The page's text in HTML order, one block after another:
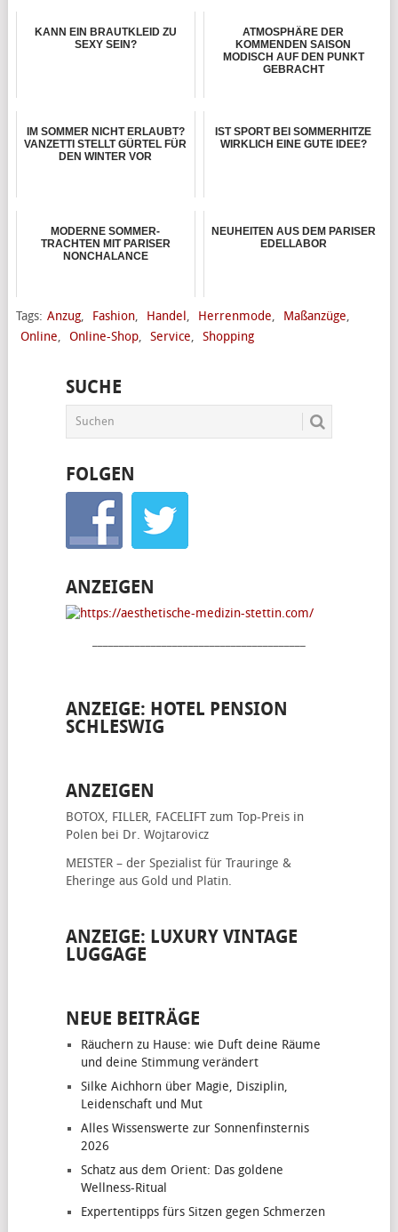
KANN EIN BRAUTKLEID ZU
SEXY SEIN?
ATMOSPHÄRE DER
KOMMENDEN SAISON
MODISCH AUF DEN PUNKT
GEBRACHT
IM SOMMER NICHT ERLAUBT?
VANZETTI STELLT GÜRTEL FÜR
DEN WINTER VOR
IST SPORT BEI SOMMERHITZE
WIRKLICH EINE GUTE IDEE?
MODERNE SOMMER-
TRACHTEN MIT PARISER
NONCHALANCE
NEUHEITEN AUS DEM PARISER
EDELLABOR
Tags: Anzug, Fashion, Handel, Herrenmode, Maßanzüge,
Online, Online-Shop, Service, Shopping
SUCHE
FOLGEN
ANZEIGEN
ANZEIGE: HOTEL PENSION
SCHLESWIG
ANZEIGEN
BOTOX, FILLER, FACELIFTzum Top-Preis in
Polen bei Dr. Wojtarovicz
MEISTER – der Spezialist für Trauringe &
Eheringe aus Gold und Platin.
ANZEIGE: LUXURY VINTAGE
LUGGAGE
NEUE BEITRÄGE
Räuchern zu Hause: wie Duft deine Räume
und deine Stimmung verändert
Silke Aichhorn über Magie, Disziplin,
Leidenschaft und Mut
Alles Wissenswerte zur Sonnenfinsternis
2026
Schatz aus dem Orient: Das goldene
Wellness-Ritual
Expertentipps fürs Sitzen gegen Schmerzen